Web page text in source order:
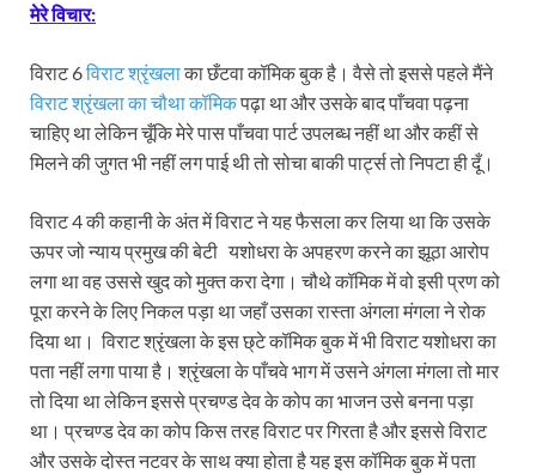
मेरे विचार:
विराट 6विराट श्रृंखलाका छँटवा कॉमिक बुक है। वैसे तो इससे पहले मैंने
विराट श्रृंखला का चौथा कॉमिकपढ़ा था और उसके बाद पाँचवा पढ़ना
चाहिए था लेकिन चूँकि मेरे पास पाँचवा पार्ट उपलब्ध नहीं था और कहीं से
मिलने की जुगत भी नहीं लग पाई थी तो सोचा बाकी पार्ट्स तो निपटा ही दूँ।
विराट 4 की कहानी के अंत में विराट ने यह फैसला कर लिया था कि उसके
ऊपर जो न्याय प्रमुख की बेटी यशोधरा के अपहरण करने का झूठा आरोप
लगा था वह उससे खुद को मुक्त करा देगा। चौथे कॉमिक में वो इसी प्रण को
पूरा करने के लिए निकल पड़ा था जहाँ उसका रास्ता अंगला मंगला ने रोक
दिया था। विराट श्रृंखला के इस छ्टे कॉमिक बुक में भी विराट यशोधरा का
पता नहीं लगा पाया है। श्रृंखला के पाँचवे भाग में उसने अंगला मंगला तो मार
तो दिया था लेकिन इससे प्रचण्ड देव के कोप का भाजन उसे बनना पड़ा
था। प्रचण्ड देव का कोप किस तरह विराट पर गिरता है और इससे विराट
और उसके दोस्त नटवर के साथ क्या होता है यह इस कॉमिक बुक में पता